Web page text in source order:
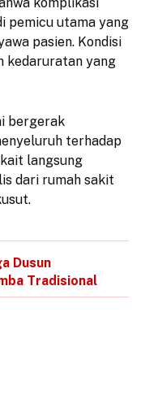
pemicu utama yang
pasien. Kondisi
kedaruratan yang
bergerak
terhadap
langsung
dari rumah sakit
Dusun
Tradisional